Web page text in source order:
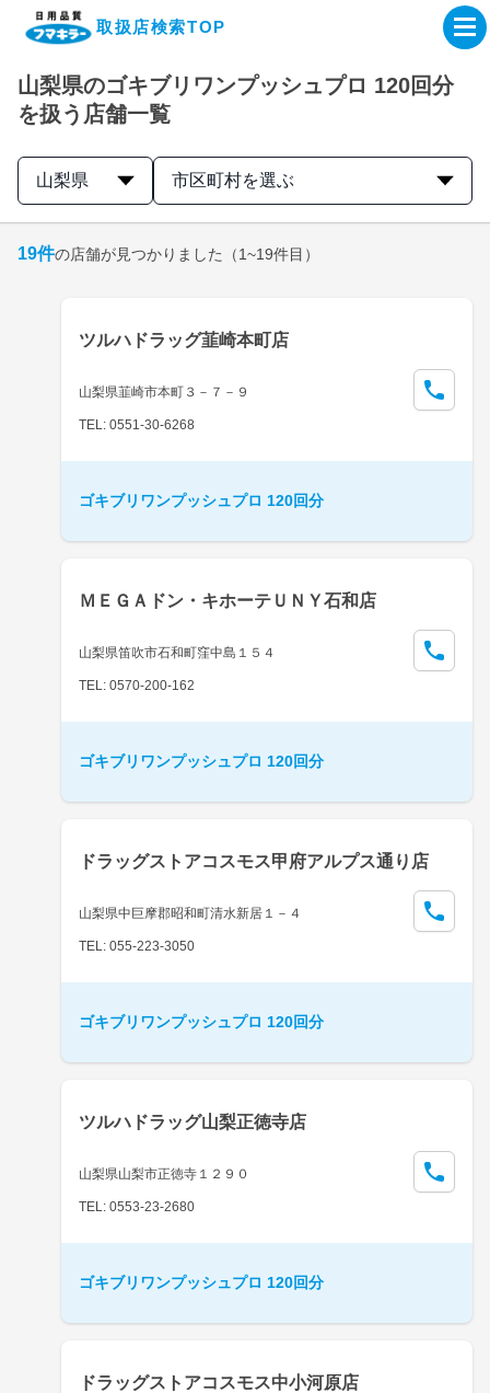
取扱店検索TOP
企業・IR情報サイト
製品情報サイト
取扱店検索はこちら
山梨県のゴキブリワンプッシュプロ 120回分
を扱う店舗一覧
山梨県 市区町村を選ぶ
19件の店舗が見つかりました （1~19件目）
ツルハドラッグ韮崎本町店
山梨県韮崎市本町３－７－９
TEL: 0551-30-6268
ゴキブリワンプッシュプロ 120回分
ＭＥＧＡドン・キホーテＵＮＹ石和店
山梨県笛吹市石和町窪中島１５４
TEL: 0570-200-162
ゴキブリワンプッシュプロ 120回分
ドラッグストアコスモス甲府アルプス通り店
山梨県中巨摩郡昭和町清水新居１－４
TEL: 055-223-3050
ゴキブリワンプッシュプロ 120回分
ツルハドラッグ山梨正徳寺店
山梨県山梨市正徳寺１２９０
TEL: 0553-23-2680
ゴキブリワンプッシュプロ 120回分
ドラッグストアコスモス中小河原店